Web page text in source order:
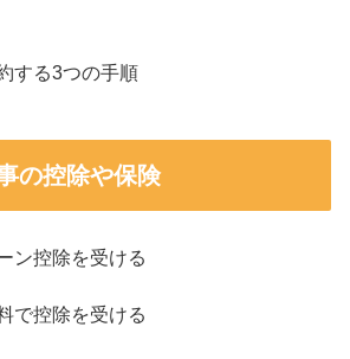
する3つの手順
の控除や保険
ン控除を受ける
で控除を受ける